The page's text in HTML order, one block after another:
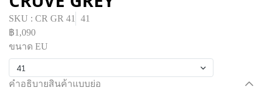
SKU : CR GR 41
41
฿1,090
ขนาด EU
41
คำอธิบายสินค้าแบบย่อ